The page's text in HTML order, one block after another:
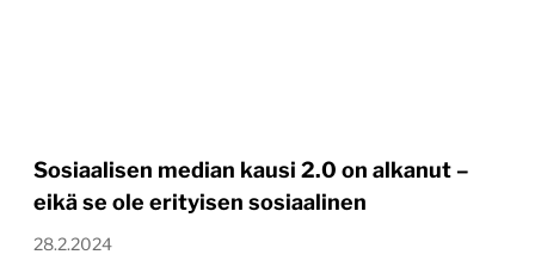
Sosiaalisen median kausi 2.0 on alkanut –
eikä se ole erityisen sosiaalinen
28.2.2024